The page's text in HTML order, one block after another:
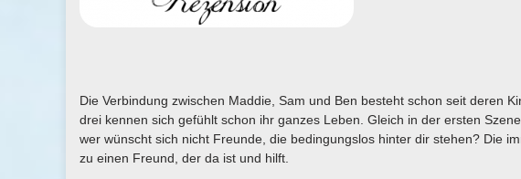
Die Verbindung zwischen Maddie, Sam und Ben besteht schon seit deren
drei kennen sich gefühlt schon ihr ganzes Leben. Gleich in der ersten
wer wünscht sich nicht Freunde, die bedingungslos hinter dir stehen? Die
zu einen Freund, der da ist und hilft.